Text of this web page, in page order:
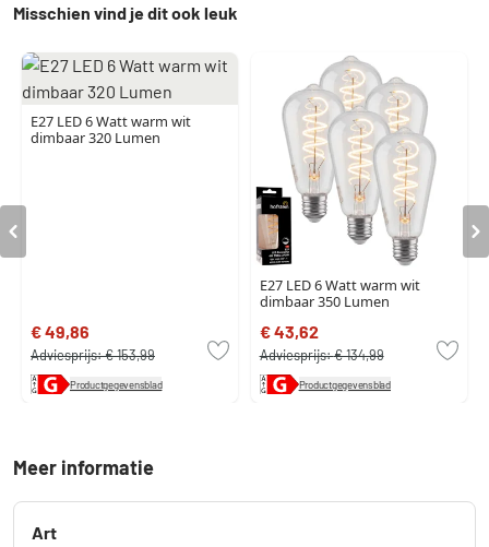
Misschien vind je dit ook leuk
E27 LED 6 Watt warm wit
dimbaar 320 Lumen
€ 49,86
Adviesprijs:€ 153,99
Productgegevensblad
E27 LED 6 Watt warm wit
dimbaar 350 Lumen
€ 43,62
Adviesprijs:€ 134,99
Productgegevensblad
Meer informatie
Art